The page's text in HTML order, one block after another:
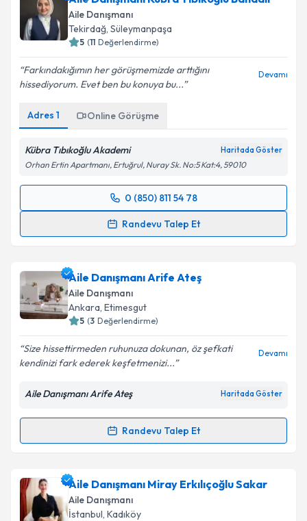
Aile Danışmanı
Tekirdağ, Süleymanpaşa
5 (11 Değerlendirme)
Farkındakığımın her görüşmemizde arttığını
hissediyorum. Evet ben bu konuya bu...
Devamı
Adres 1 Online Görüşme
Kübra Tıbıkoğlu Akademi Haritada Göster
Orhan Ertin Apartmanı, Ertuğrul, Nuray Sk. No:5 Kat:4, 59010
0 (850) 811 54 78
Randevu Talep Et
Randevu Takvimi Talebi
randevu almanız için bir takvim hazırlandığında e-
posta ile bilgilendireceğiz.
E-posta Adresiniz
Metni'ni okudum ve kişisel verilerimin belirtilen
Aile Danışmanı Arife Ateş
Aile Danışmanı
Ankara, Etimesgut
5 (3 Değerlendirme)
Size hissettirmeden ruhunuza dokunan, öz şefkati
kendinizi fark ederek keşfetmenizi...
Devamı
Aile Danışmanı Arife Ateş Haritada Göster
Randevu Talep Et
Randevu Takvimi Talebi
Aile Danışmanı Arife Ateşiçin randevu takvimi talebi
oluşturun. Size bu uzmandan randevu almanız için bir
takvim hazırlandığında e-posta ile bilgilendireceğiz.
Aile Danışmanı Miray Erkılıçoğlu Sakar
Aile Danışmanı
İstanbul, Kadıköy